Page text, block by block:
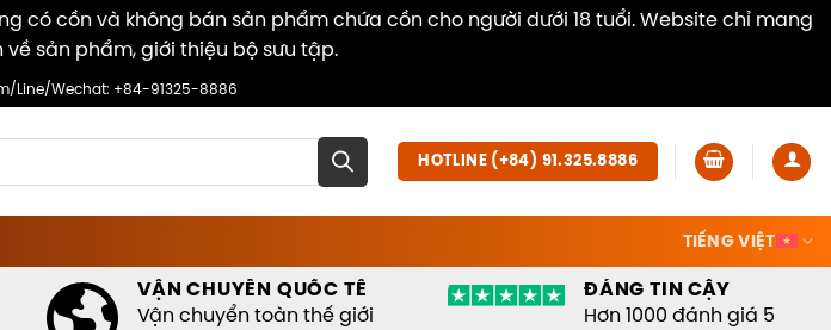
có cồn và không bán sản phẩm chứa cồn cho người dưới 18 tuổi. Website chỉ mang
sản phẩm, giới thiệu bộ sưu tập.
Line/Wechat: +84-91325-8886
HOTLINE (+84) 91.325.8886
TIẾNG VIỆT
VẬN CHUYỂN QUỐC TẾ
Vận chuyển toàn thế giới
ĐÁNG TIN CẬY
Hơn 1000 đánh giá 5